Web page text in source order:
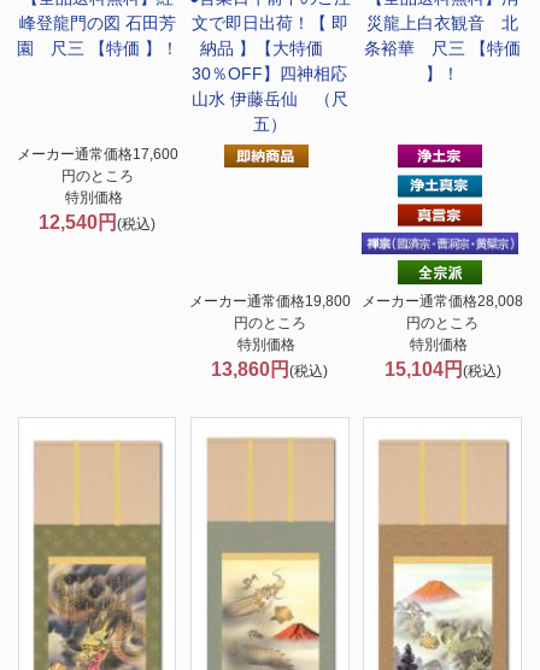
峰登龍門の図 石田芳
園 尺三 【特価 】！
メーカー通常価格17,600
円のところ
特別価格
12,540円(税込)
文で即日出荷！
【 即
納品 】【大特価
30％OFF】四神相応
山水 伊藤岳仙 （尺
五）
メーカー通常価格19,800
円のところ
特別価格
13,860円(税込)
災龍上白衣観音 北
条裕華 尺三 【特価
】！
メーカー通常価格28,008
円のところ
特別価格
15,104円 (税込)